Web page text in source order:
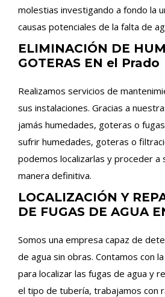
molestias investigando a fondo la
causas potenciales de la falta de
ELIMINACIÓN DE
GOTERAS EN el Prado
Realizamos servicios de
sus instalaciones. Gracias a
jamás humedades, goteras o
sufrir humedades, goteras o
podemos localizarlas y proceder a
manera definitiva.
LOCALIZACIÓN Y
DE FUGAS DE AGUA
Somos una empresa capaz de
de agua sin obras. Contamos con
para localizar las fugas de agua y
el tipo de tubería, trabajamos con